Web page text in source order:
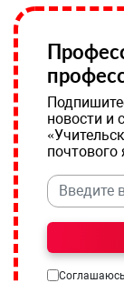
новости и